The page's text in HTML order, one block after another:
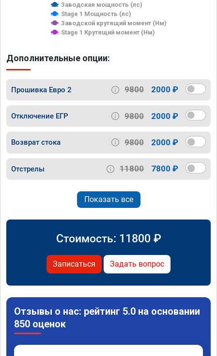
Заводская мощность (лс)
Stage 1 Мощность (лс)
Заводской крутящий момент (Нм)
Stage 1 Крутящий момент (Нм)
Дополнительные опции:
Прошивка Евро 2 9800 2000 ₽
Отключение ЕГР 9800 2000 ₽
Возврат стока 9800 2000 ₽
Отстрелы 11800 7800 ₽
Показать все
Стоимость: 11800 ₽
Записаться Задать вопрос
Отзывы о нас: рейтинг 5.0 на основании
850 оценок